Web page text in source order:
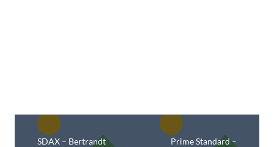
SDAX – Bertrandt
Prime Standard –